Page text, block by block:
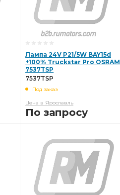
Лампа 24V P21/5W BAY15d
+100% Truckstar Pro OSRAM
7537TSP
7537TSP
Под заказ
Цена в Ярославль
По запросу